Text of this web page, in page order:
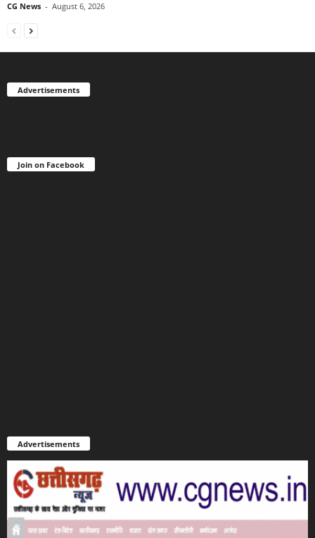
CG News - August 6, 2026
Advertisements
Join on Facebook
Advertisements